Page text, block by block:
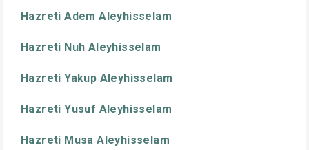
Hazreti Adem Aleyhisselam
Hazreti Nuh Aleyhisselam
Hazreti Yakup Aleyhisselam
Hazreti Yusuf Aleyhisselam
Hazreti Musa Aleyhisselam